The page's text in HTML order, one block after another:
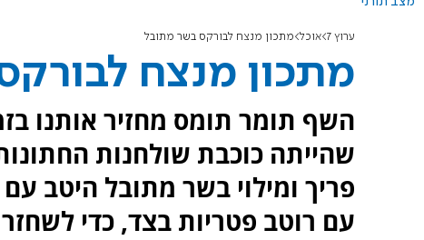
ערוץ 7 אוכל מתכון מנצח לבורקס בשר מתובל
מתכון מנצח
השף תומר תומס מחזיר אותנו
פריך ומילוי בשר מתובל היטב
עם רוטב פטריות בצד, כדי